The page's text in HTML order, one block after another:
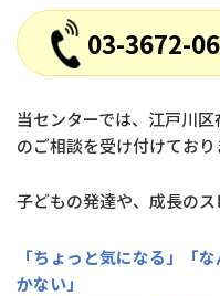
03-3672-
当センターでは、江戸川
のご相談を受け付けており
子どもの発達や、成長のス
「ちょっと気になる」「
かない」